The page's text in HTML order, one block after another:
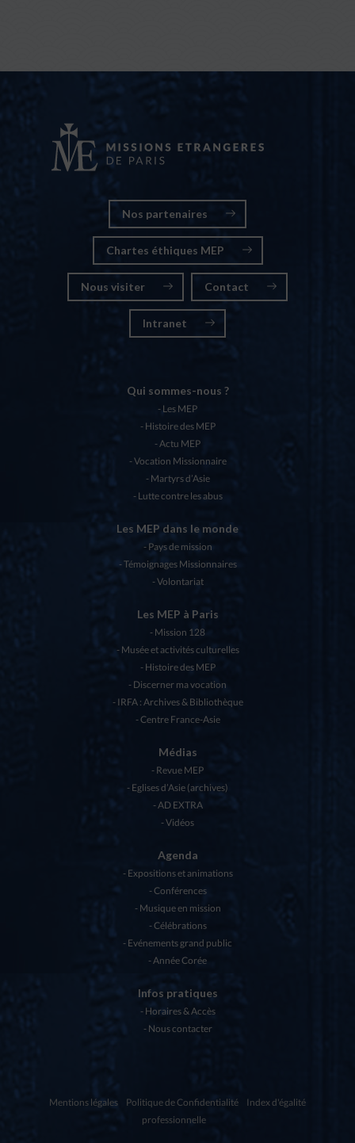
Nos partenaires
Chartes éthiques MEP
Nous visiter Contact
Intranet
Qui sommes-nous ?
Les MEP
Histoire des MEP
Actu MEP
Vocation Missionnaire
Martyrs d’Asie
Lutte contre les abus
Les MEP dans le monde
Pays de mission
Témoignages Missionnaires
Volontariat
Les MEP à Paris
Mission 128
Musée et activités culturelles
Histoire des MEP
Discerner ma vocation
IRFA : Archives & Bibliothèque
Centre France-Asie
Médias
Revue MEP
Eglises d’Asie (archives)
AD EXTRA
Vidéos
Agenda
Expositions et animations
Conférences
Musique en mission
Célébrations
Evénements grand public
Année Corée
Infos pratiques
Horaires & Accès
Nous contacter
Mentions légales Politique de Confidentialité
Index d'égalité
professionnelle